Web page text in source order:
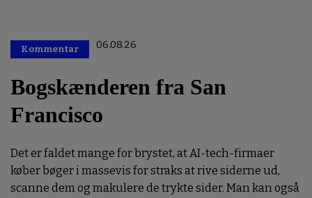
Kommentar 06.08.26
Bogskænderen fra San
Francisco
Det er faldet mange for brystet, at AI-tech-firmaer
køber bøger i massevis for straks at rive siderne ud,
scanne dem og makulere de trykte sider. Man kan også